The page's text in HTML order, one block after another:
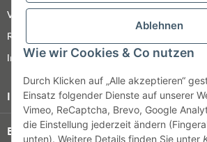
Ablehnen
Wie wir Cookies & Co nutzen
Durch Klicken auf „Alle akzeptieren“
Einsatz folgender Dienste auf unserer
Vimeo, ReCaptcha, Brevo, Google
die Einstellung jederzeit ändern
unten). Weitere Details finden Sie unter
Versandinformationen
Retour
Impressum
Informationen
Bezahlung & Versand